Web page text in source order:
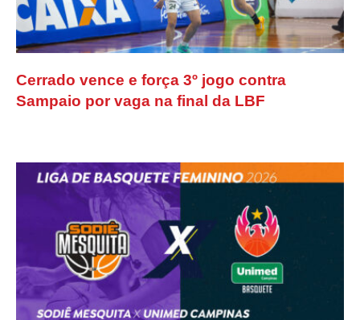
Cerrado vence e força 3º jogo contra
Sampaio por vaga na final da LBF